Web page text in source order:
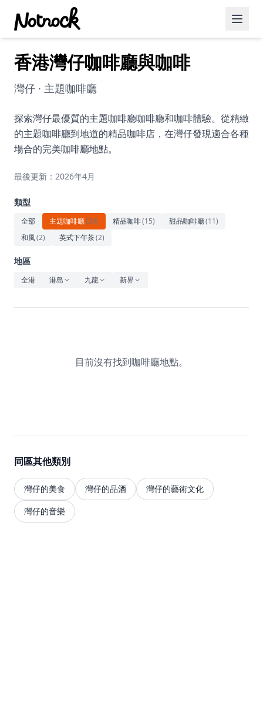
精選活動
博客文章
約會好去處
美食佳餚
運動
藝術文化
休閒
香港灣仔咖啡廳與咖啡
灣仔 · 主題咖啡廳
探索灣仔最優質的主題咖啡廳咖啡廳和咖啡體驗。從精緻
的主題咖啡廳到地道的精品咖啡店，在灣仔發現適合各種
場合的完美咖啡廳地點。
最後更新：2026年4月
類型
全部 主題咖啡廳(24) 精品咖啡(15) 甜品咖啡廳(11)
和風(2) 英式下午茶(2)
地區
全港 港島 九龍 新界
目前沒有找到咖啡廳地點。
同區其他類別
灣仔的美食 灣仔的品酒
灣仔的藝術文化
灣仔的音樂